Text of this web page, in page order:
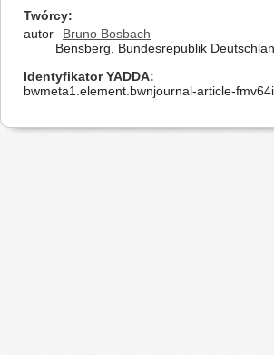
Twórcy
autor
Bruno Bosbach
Bensberg, Bundesrepublik
Identyfikator YADDA
bwmeta1.element.bwnjournal-article-